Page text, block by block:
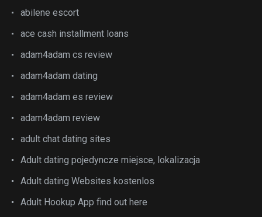
abilene escort
ace cash installment loans
adam4adam cs review
adam4adam dating
adam4adam es review
adam4adam review
adult chat dating sites
Adult dating pojedyncze miejsce, lokalizacja
Adult dating Websites kostenlos
Adult Hookup App find out here